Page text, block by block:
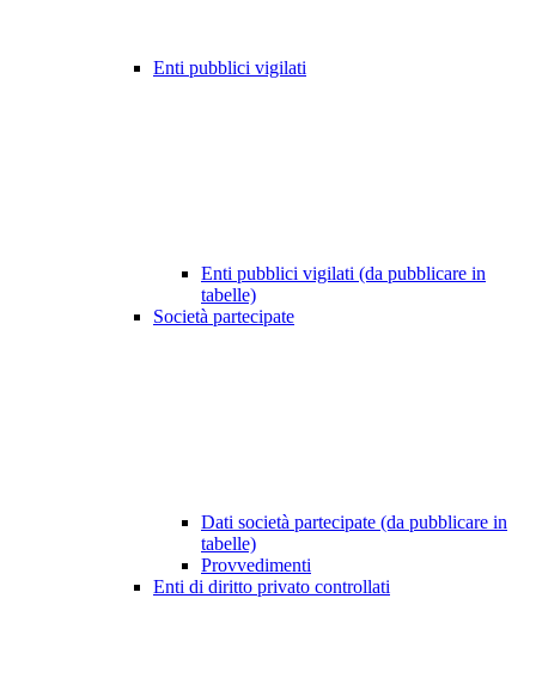
Enti pubblici vigilati
Enti pubblici vigilati (da pubblicare in
tabelle)
Società partecipate
Dati società partecipate (da pubblicare in
tabelle)
Provvedimenti
Enti di diritto privato controllati